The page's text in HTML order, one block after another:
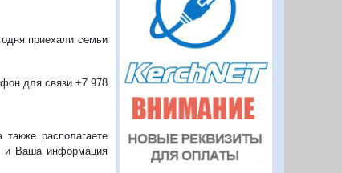
приехали семьи
для связи +7 978
располагаете
и Ваша информация